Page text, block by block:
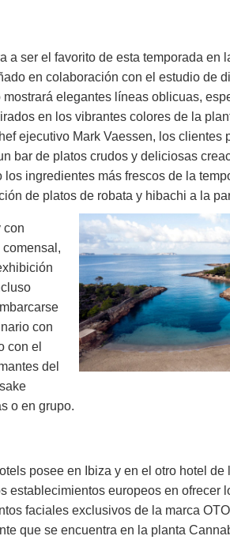
a ser el favorito de esta temporada en
en colaboración con el estudio de
elegantes líneas oblicuas,
en los vibrantes colores de la
ejecutivo Mark Vaessen, los clientes
bar de platos crudos y deliciosas
ingredientes más frescos de la
de platos de robata y hibachi a la
con
con
con el
del
o en grupo.
posee en Ibiza y en el otro hotel de
establecimientos europeos en ofrecer
faciales exclusivos de la marca
que se encuentra en la planta